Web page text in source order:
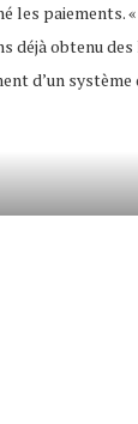
les paiements.
déjà obtenu
d’un